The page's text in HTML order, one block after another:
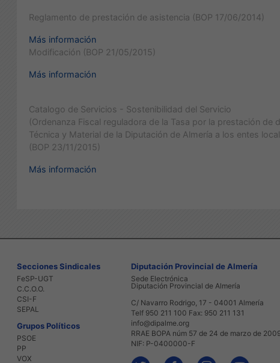
Reglamento de prestación de asistencia (BOP 17/06/2014)
Más información
Modificación (BOP 21/05/2015)
Más información
Catalogo de Servicios - Sostenibilidad del Servicio
(Ordenanza Fiscal reguladora de la Tasa por la prestación
Técnica y Material de la Diputación de Almería a los entes
(BOP 23/11/2015)
Más información
Secciones Sindicales
FeSP-UGT
C.C.O.O.
CSI-F
SEPAL
Grupos Políticos
PSOE
PP
VOX
Diputación Provincial de Almería
Sede Electrónica
Diputación Provincial de Almería
C/ Navarro Rodrigo, 17 - 04001 Almería
Telf 950 211 100 Fax: 950 211 131
info@dipalme.org
RRAE BOPA núm 57 de 24 de marzo de
NIF: P-0400000-F